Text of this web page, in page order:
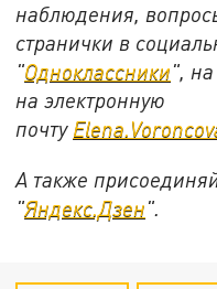
наблюдения,
странички в
"Одноклассники",
на электронную
почту
А также
"Яндекс.Дзен".